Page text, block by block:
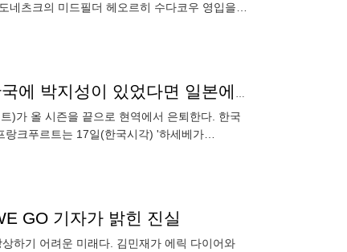
네츠크의 미드필더 헤오르히 수다코우 영입을
일본의 '리더 캡틴 레전드' 하세베 마코토, 전격 은퇴.. 한국에 박지성이 있었다면 일본에는 하세베가 있었다 [오피셜]
)가 올 시즌을 끝으로 현역에서 은퇴한다. 한국
크푸르트는 17일(한국시각) '하세베가
GO 기자가 밝힌 진실
하기 어려운 미래다. 김민재가 에릭 다이어와